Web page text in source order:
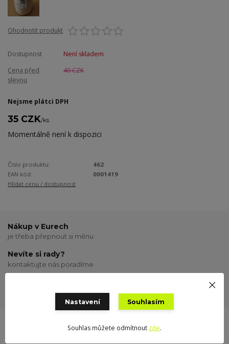
Ohodnotit produkt
Dostupnost
Není skladem
Cena před
slevou
40 CZK
Nejsme plátci DPH
35 CZK/ks
Momentálně není k dispozici
Číslo produktu:
462
EAN kód:
0001419
Hlídat cenu / dostupnost
Nákup v Eurech
je třeba přepnout si měnu
Nevíte si rady?
kontaktujte nás poradíme
odesílám o víkendu
Nastavení Souhlasím
Souhlas můžete odmítnout zde.